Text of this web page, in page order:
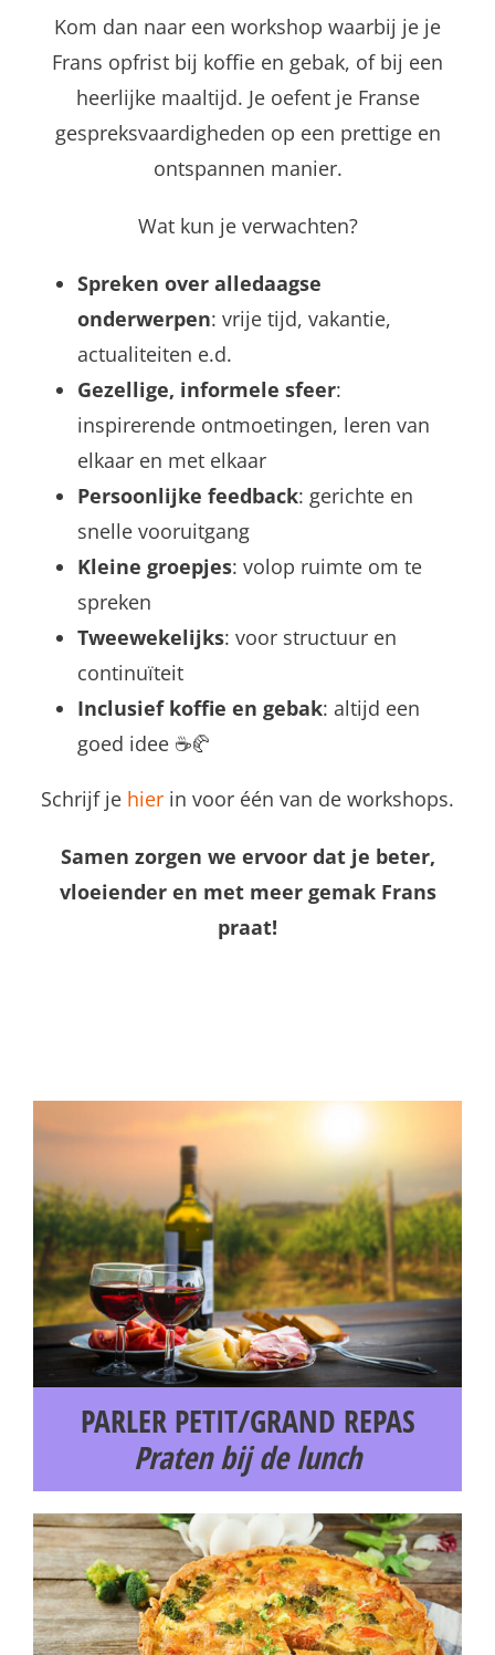
Kom dan naar een workshop waarbij je je
Frans opfrist bij koffie en gebak, of bij een
heerlijke maaltijd. Je oefent je Franse
gespreksvaardigheden op een prettige en
ontspannen manier.
Wat kun je verwachten?
Spreken over alledaagse
onderwerpen: vrije tijd, vakantie,
actualiteiten e.d.
Gezellige, informele sfeer:
inspirerende ontmoetingen, leren van
elkaar en met elkaar
Persoonlijke feedback: gerichte en
snelle vooruitgang
Kleine groepjes: volop ruimte om te
spreken
Tweewekelijks: voor structuur en
continuïteit
Inclusief koffie en gebak: altijd een
goed idee ☕🥐
Schrijf je hier in voor één van de workshops.
Samen zorgen we ervoor dat je beter,
vloeiender en met meer gemak Frans
praat!
PARLER PETIT/GRAND REPAS
Praten bij de lunch